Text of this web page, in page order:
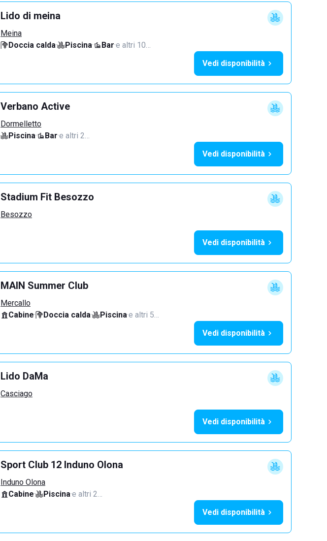
Lido di meina
Meina
Doccia calda· Piscina· Bar·e altri 10…
Vedi disponibilità
Verbano Active
Dormelletto
Piscina· Bar·e altri 2…
Vedi disponibilità
Stadium Fit Besozzo
Besozzo
Vedi disponibilità
MAIN Summer Club
Mercallo
Cabine· Doccia calda· Piscina·e altri 5…
Vedi disponibilità
Lido DaMa
Casciago
Vedi disponibilità
Sport Club 12 Induno Olona
Induno Olona
Cabine· Piscina·e altri 2…
Vedi disponibilità